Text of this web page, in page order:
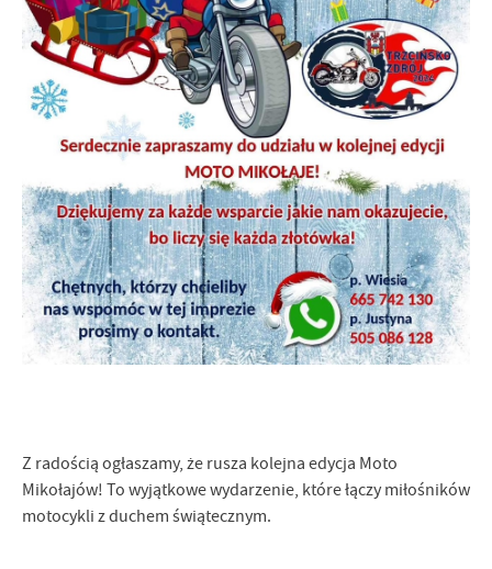
Z radością ogłaszamy, że rusza kolejna edycja Moto
Mikołajów! To wyjątkowe wydarzenie, które łączy miłośników
motocykli z duchem świątecznym.
Firmy te działają w charakterze pośredników prezentujących nasze
treści w postaci wiadomości, ofert, komunikatów mediów
społecznościowych.